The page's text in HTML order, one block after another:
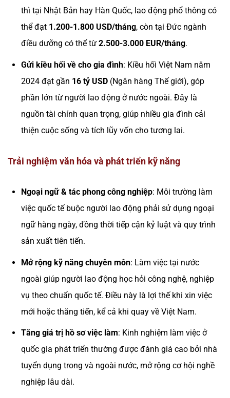
thì tại Nhật Bản hay Hàn Quốc, lao động phổ thông có
thể đạt 1.200-1.800 USD/tháng, còn tại Đức ngành
điều dưỡng có thể từ 2.500-3.000 EUR/tháng.
Gửi kiều hối về cho gia đình: Kiều hối Việt Nam năm
2024 đạt gần 16 tỷ USD(Ngân hàng Thế giới), góp
phần lớn từ người lao động ở nước ngoài. Đây là
nguồn tài chính quan trọng, giúp nhiều gia đình cải
thiện cuộc sống và tích lũy vốn cho tương lai.
Trải nghiệm văn hóa và phát triển kỹ năng
Ngoại ngữ & tác phong công nghiệp: Môi trường làm
việc quốc tế buộc người lao động phải sử dụng ngoại
ngữ hàng ngày, đồng thời tiếp cận kỷ luật và quy trình
sản xuất tiên tiến.
Mở rộng kỹ năng chuyên môn: Làm việc tại nước
ngoài giúp người lao động học hỏi công nghệ, nghiệp
vụ theo chuẩn quốc tế. Điều này là lợi thế khi xin việc
mới hoặc thăng tiến, kể cả khi quay về Việt Nam.
Tăng giá trị hồ sơ việc làm: Kinh nghiệm làm việc ở
quốc gia phát triển thường được đánh giá cao bởi nhà
tuyển dụng trong và ngoài nước, mở rộng cơ hội nghề
nghiệp lâu dài.